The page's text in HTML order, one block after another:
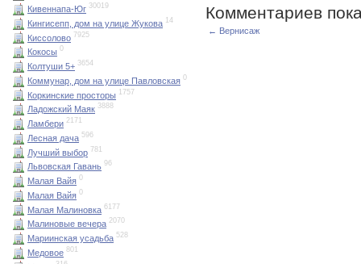
Кивеннапа-Юг 30019
Кингисепп, дом на улице Жукова 14
Киссолово 7925
Кокосы 0
Колтуши 5+ 3654
Коммунар, дом на улице Павловская 0
Коркинские просторы 1757
Ладожский Маяк 3888
Ламбери 2171
Лесная дача 596
Лучший выбор 781
Львовская Гавань 96
Малая Вайя 0
Малая Вайя 0
Малая Малиновка 6177
Малиновые вечера 2070
Мариинская усадьба 528
Медовое 801
Комментариев
← Вернисаж